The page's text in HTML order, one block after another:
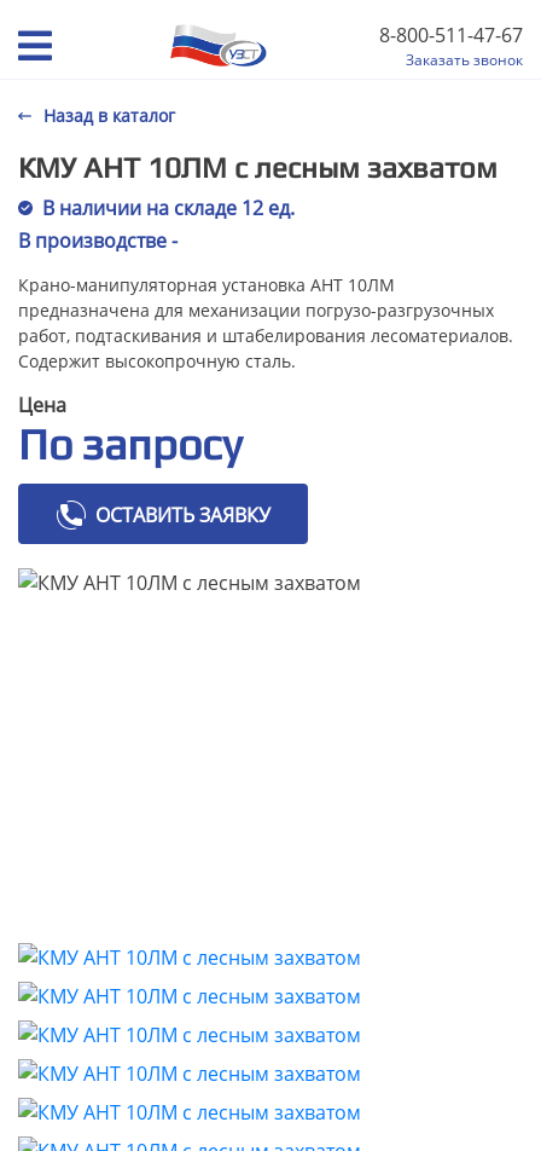
8-800-511-47-67
Заказать звонок
Назад в каталог
КМУ АНТ 10ЛМ с лесным захватом
В наличии на складе 12 ед.
В производстве -
Крано-манипуляторная установка АНТ 10ЛМ
предназначена для механизации погрузо-разгрузочных
работ, подтаскивания и штабелирования лесоматериалов.
Содержит высокопрочную сталь.
Цена
По запросу
ОСТАВИТЬ ЗАЯВКУ